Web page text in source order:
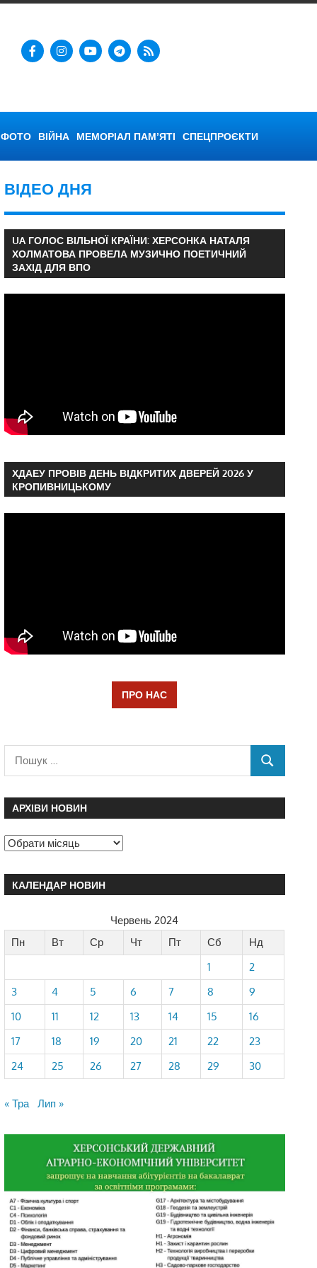
ФОТО ВІЙНА МЕМОРІАЛ ПАМ’ЯТІ СПЕЦПРОЄКТИ
ВІДЕО ДНЯ
UA ГОЛОС ВІЛЬНОЇ КРАЇНИ: ХЕРСОНКА НАТАЛЯ
ХОЛМАТОВА ПРОВЕЛА МУЗИЧНО ПОЕТИЧНИЙ
ЗАХІД ДЛЯ ВПО
ХДАЕУ ПРОВІВ ДЕНЬ ВІДКРИТИХ ДВЕРЕЙ 2026 У
КРОПИВНИЦЬКОМУ
ПРО НАС
АРХІВИ НОВИН
КАЛЕНДАР НОВИН
Червень 2024
Пн
Вт Ср Чт Пт Сб
Нд
1
2
3
4 5 6 7 8
9
10
11 12 13 14 15
16
17
18 19 20 21 22
23
24
25 26 27 28 29 30
« Тра Лип »